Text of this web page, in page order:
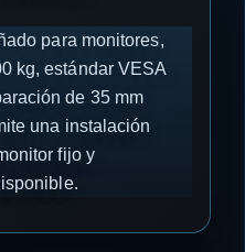
para monitores,
kg, estándar VESA
de 35 mm
una instalación
fijo y